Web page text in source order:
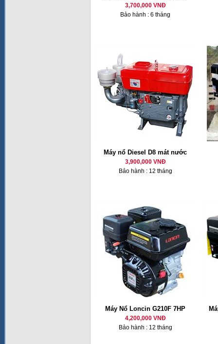
3,700,000 VNĐ
Bảo hành : 6 tháng
Máy nổ Diesel D8 mát nước
3,900,000 VNĐ
Bảo hành : 12 tháng
Máy Nổ Loncin G210F 7HP
4,200,000 VNĐ
Bảo hành : 12 tháng